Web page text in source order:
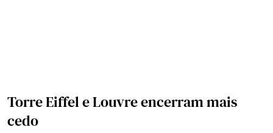
Torre Eiffel e Louvre encerram mais
cedo